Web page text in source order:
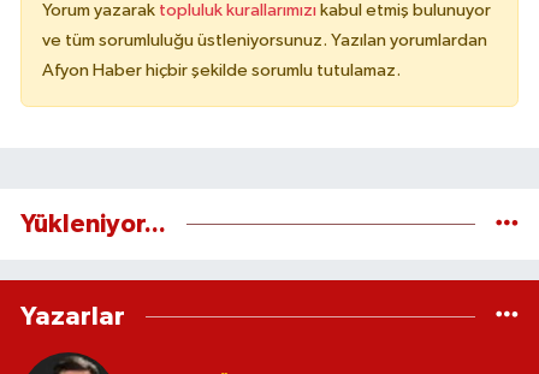
Yorum yazarak topluluk kurallarımızı kabul etmiş bulunuyor
ve tüm sorumluluğu üstleniyorsunuz. Yazılan yorumlardan
Afyon Haber hiçbir şekilde sorumlu tutulamaz.
Yükleniyor...
Yazarlar